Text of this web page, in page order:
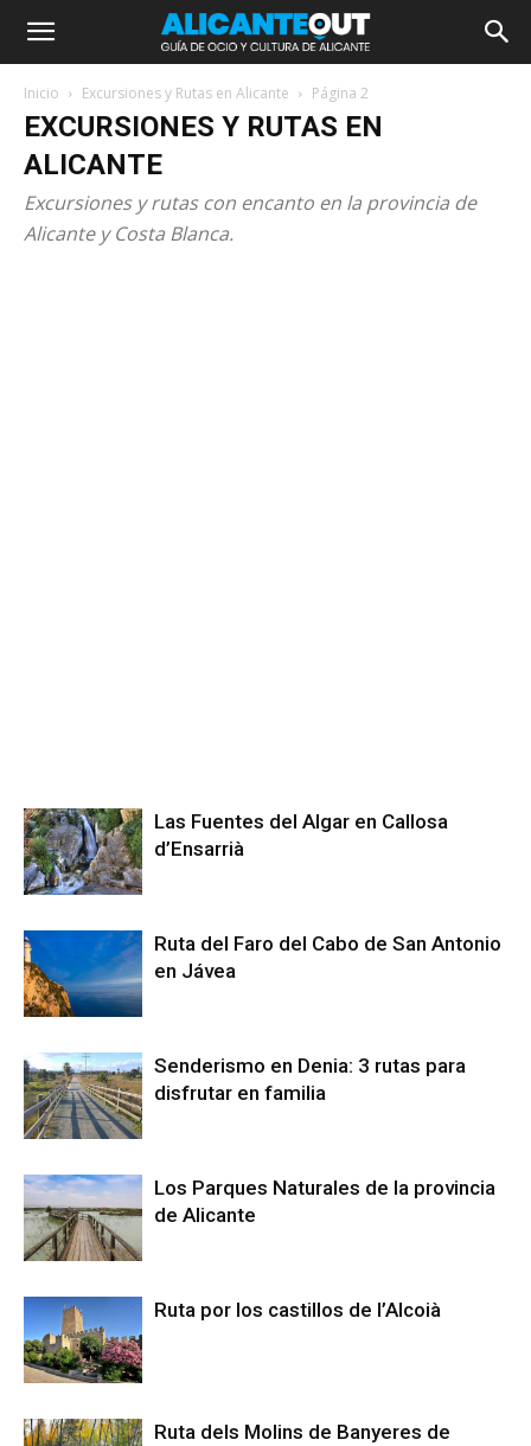
Inicio Excursiones y Rutas en Alicante Página 2
EXCURSIONES Y RUTAS EN
ALICANTE
Excursiones y rutas con encanto en la provincia de
Alicante y Costa Blanca.
Las Fuentes del Algar en Callosa
d’Ensarrià
Ruta del Faro del Cabo de San Antonio
en Jávea
Senderismo en Denia: 3 rutas para
disfrutar en familia
Los Parques Naturales de la provincia
de Alicante
Ruta por los castillos de l’Alcoià
Ruta dels Molins de Banyeres de